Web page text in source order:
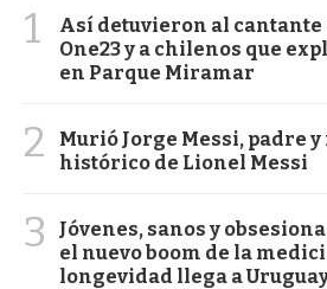
1
Así detuvieron al cantante
One23 y a chilenos que
en Parque Miramar
2
Murió Jorge Messi, padre
histórico de Lionel Messi
3
Jóvenes, sanos y
el nuevo boom de la
longevidad llega a